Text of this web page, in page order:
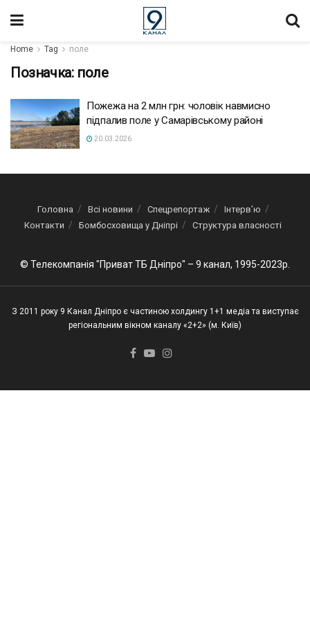
Home Tag поле
Позначка: поле
Пожежа на 2 млн грн: чоловік навмисно
підпалив поле у Самарівському районі
20.03.2026
Головна Всі новини Спецрепортаж
Інтерв’ю
Контакти
Бомбосховища у Дніпрі Структура власності
© Телекомпанія "Приват ТБ Дніпро" – 9 канал, 1995-2023р.
З 2011 року 9 Канал Дніпро є частиною холдингу 1+1 медіа та виступає
регіональним вікном каналу «2+2» (м. Київ)